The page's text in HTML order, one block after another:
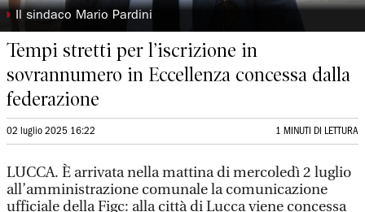
◗ Il sindaco Mario Pardini
Tempi stretti per l’iscrizione in
sovrannumero in Eccellenza concessa dalla
federazione
02 luglio 2025 16:22 1 MINUTI DI LETTURA
LUCCA. È arrivata nella mattina di mercoledì 2 luglio
all’amministrazione comunale la comunicazione
ufficiale della Figc: alla città di Lucca viene concessa